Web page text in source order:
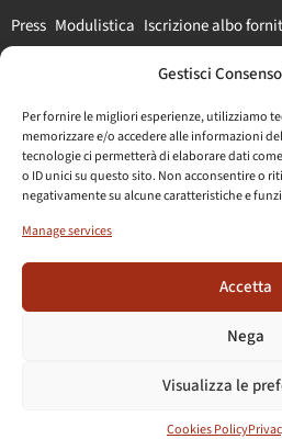
Gestisci
Per fornire le migliori esperienze, utilizziamo
memorizzare e/o accedere alle informazioni
tecnologie ci permetterà di elaborare dati
o ID unici su questo sito. Non acconsentire o
negativamente su alcune caratteristiche e
Manage services
Accetta
Nega
Visualizza le
Cookies Policy
Press Modulistica Iscrizione albo